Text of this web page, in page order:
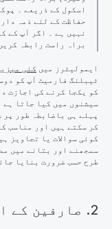
اسکول کے ذریعے ۔
حفاظت کے لئے ذمہ
نہیں ہے ۔ اگر آپ کے
براہ راست رابطہ کریں
ایمولیٹرز میں کئی
ٹیبلنگ فارمیٹ آپ کو
کو یکجا کرنے کی اجازت
سیشنوں میں کیا جاتا ہے
پہلے ہی باضابطہ طور
کر سکتے ہیں اور مناسب
کوئی سوالات یا تجاویز
سمجھنے اور بتانے میں
طرح حسب ضرورت بنایا
2. صارفین کے اکثر پوچھے گئے سوالات